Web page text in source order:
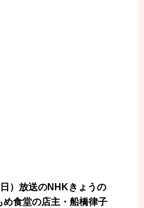
）放送のNHKきょうの
食堂の店主・船橋律子